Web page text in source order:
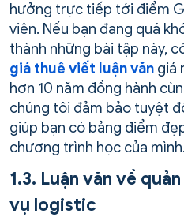
hưởng trực tiếp tới điểm
viên. Nếu bạn đang quá
thành những bài tập này,
giá thuê viết luận văn giá
hơn 10 năm đồng hành
chúng tôi đảm bảo tuyệt
giúp bạn có bảng điểm
chương trình học của mình.
1.3. Luận văn về
vụ logistic